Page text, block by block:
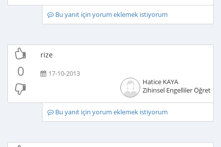
Bu yanıt için yorum eklemek istiyorum
0
rize
17-10-2013
Hatice KAYA
Zihinsel Engelliler
Bu yanıt için yorum eklemek istiyorum